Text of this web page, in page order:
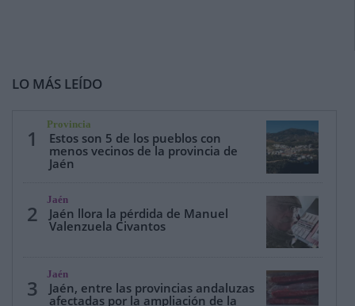
LO MÁS LEÍDO
1
Provincia
Estos son 5 de los pueblos con
menos vecinos de la provincia de
Jaén
2
Jaén
Jaén llora la pérdida de Manuel
Valenzuela Civantos
3
Jaén
Jaén, entre las provincias andaluzas
afectadas por la ampliación de la